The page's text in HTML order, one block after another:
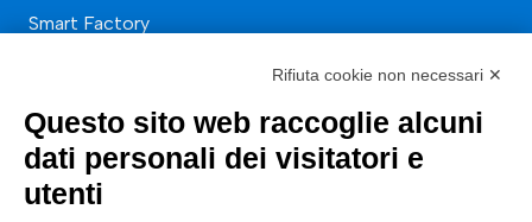
Smart Factory
Soluzioni Custom
Soluzioni AI
Compliance
Rifiuta cookie non necessari ✕
Questo sito web raccoglie alcuni
dati personali dei visitatori e
utenti